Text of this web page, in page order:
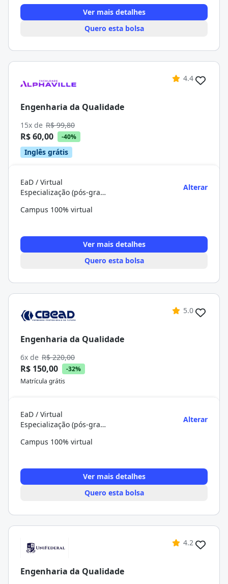
Ver mais detalhes
Quero esta bolsa
4.4
Engenharia da Qualidade
15x de R$ 99,80
R$ 60,00 -40%
Inglês grátis
EaD / Virtual
Especialização (pós-graduação)
Alterar
Campus 100% virtual
Ver mais detalhes
Quero esta bolsa
5.0
Engenharia da Qualidade
6x de R$ 220,00
R$ 150,00
-32%
Matrícula grátis
EaD / Virtual
Especialização (pós-graduação)
Alterar
Campus 100% virtual
Ver mais detalhes
Quero esta bolsa
4.2
Engenharia da Qualidade